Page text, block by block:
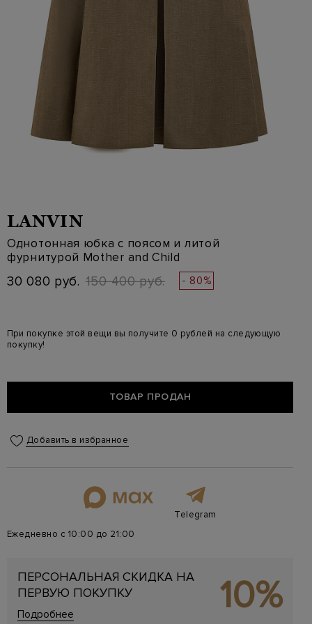
LANVIN
Однотонная юбка с поясом и литой
фурнитурой Mother and Child
30 080 руб. 150 400 руб. - 80%
При покупке этой вещи вы получите 0 рублей на следующую
покупку!
ТОВАР ПРОДАН
Добавить в избранное
Telegram
Ежедневно с 10:00 до 21:00
ПЕРСОНАЛЬНАЯ СКИДКА НА
ПЕРВУЮ ПОКУПКУ
Подробнее 10%